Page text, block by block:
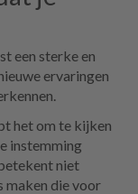
een sterke en
ervaringen
het om te kijken
instemming
niet
maken die voor